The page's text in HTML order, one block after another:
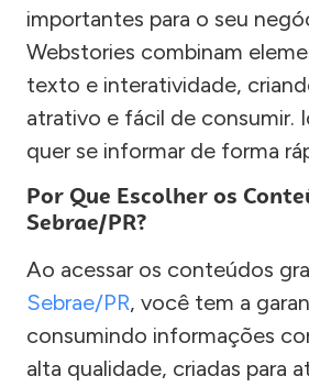
importantes para o seu
Webstories combinam
texto e interatividade,
atrativo e fácil de consumir.
quer se informar de forma
Por Que Escolher os
Sebrae/PR?
Ao acessar os conteúdos
Sebrae/PR, você tem a
consumindo informações
alta qualidade, criadas para